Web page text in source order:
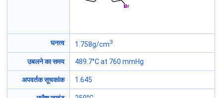
घनत्व 1.758g/cm3
उबलने का समय 489.7°C at 760 mmHg
अपवर्तक सूचकांक 1.645